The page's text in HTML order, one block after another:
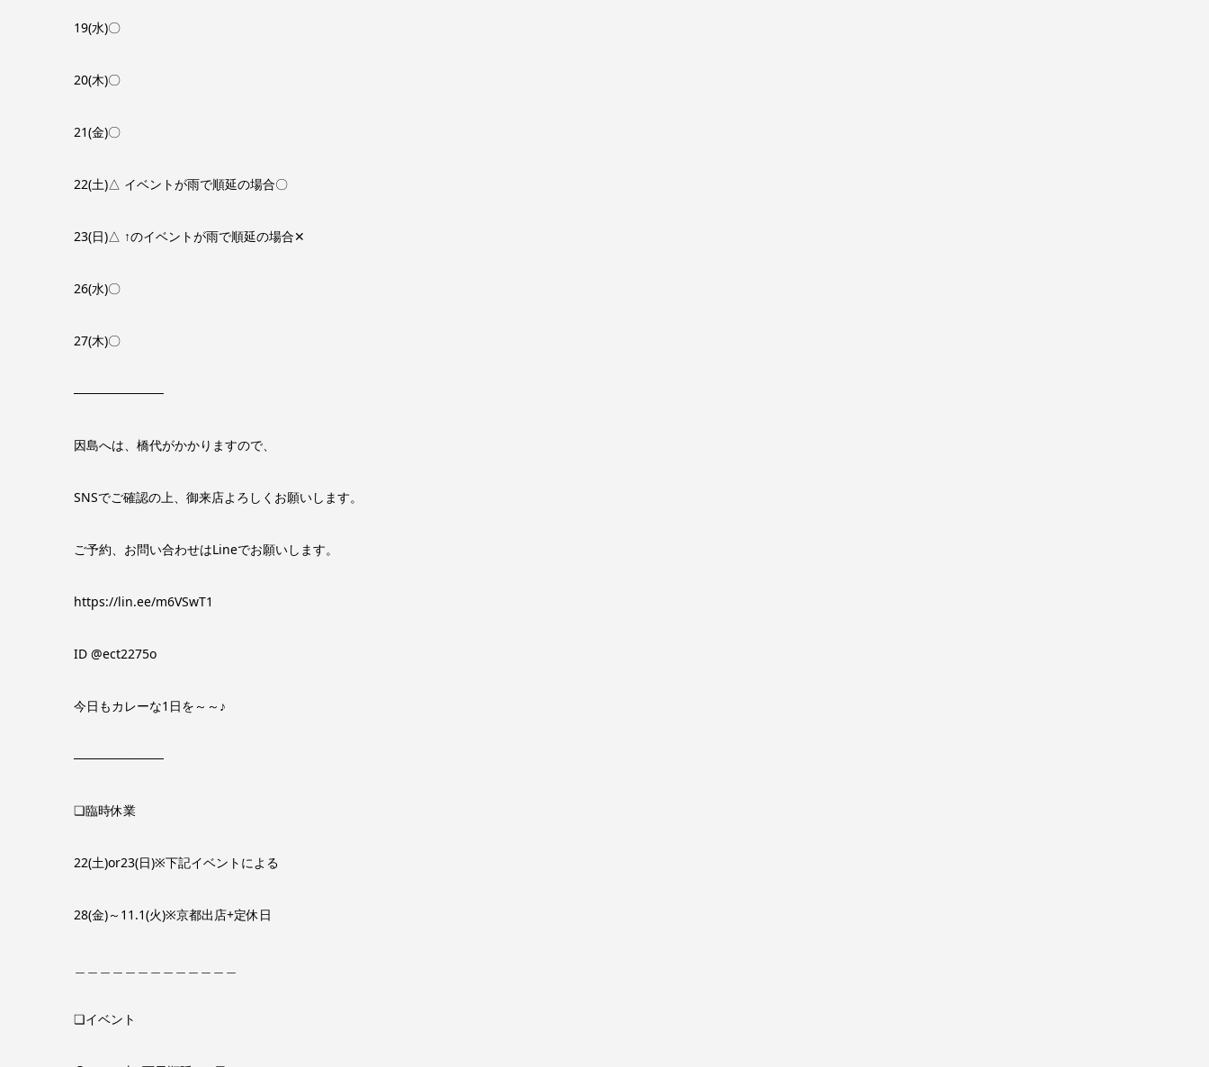
19(水)〇
20(木)〇
21(金)〇
22(土)‪△ イベントが雨で順延の場合〇
23(日)△ ↑のイベントが雨で順延の場合‪✕‬
26(水)〇
27(木)〇
──────────
因島へは、橋代がかかりますので、
SNSでご確認の上、御来店よろしくお願いします。
ご予約、お問い合わせはLineでお願いします。
https://lin.ee/m6VSwT1
ID @ect2275o
今日もカレーな1日を～～♪
──────────
❏臨時休業
22(土)or23(日)※下記イベントによる
28(金)～11.1(火)※京都出店+定休日
❏イベント